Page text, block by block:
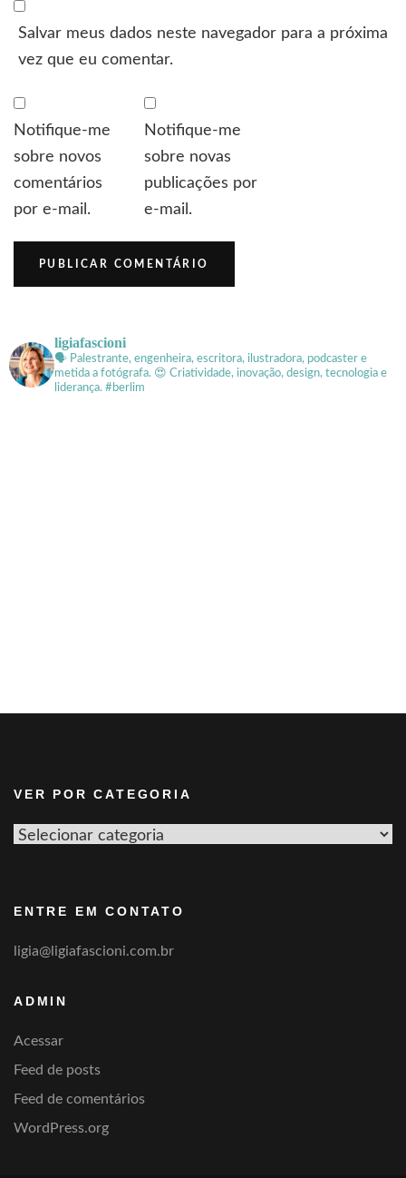
Salvar meus dados neste navegador para a próxima
vez que eu comentar.
Notifique-me
sobre novos
comentários
por e-mail.
Notifique-me
sobre novas
publicações por
e-mail.
ligiafascioni
🗣 Palestrante, engenheira, escritora, ilustradora, podcaster e
metida a fotógrafa. 😍 Criatividade, inovação, design, tecnologia e
liderança. #berlim
VER POR CATEGORIA
Ver
ENTRE EM CONTATO
ligia@ligiafascioni.com.br
ADMIN
Acessar
Feed de posts
Feed de comentários
WordPress.org